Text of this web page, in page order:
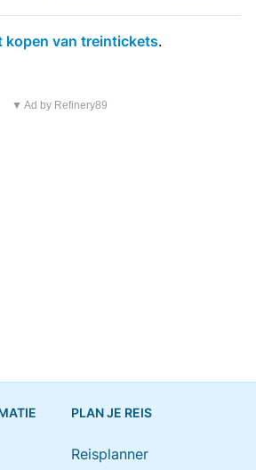
kopen van treintickets.
▼ Ad by Refinery89
PLAN JE REIS
Reisplanner